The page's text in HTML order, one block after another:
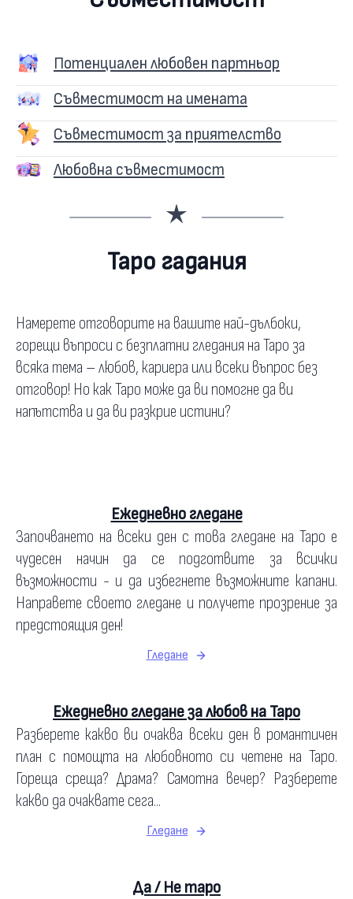
Потенциален любовен партньор
Съвместимост на имената
Съвместимост за приятелство
Любовна съвместимост
Таро гадания
Намерете отговорите на вашите най-дълбоки,
горещи въпроси с безплатни гледания на Таро за
всяка тема – любов, кариера или всеки въпрос без
отговор! Но как Таро може да ви помогне да ви
напътства и да ви разкрие истини?
Ежедневно гледане
Започването на всеки ден с това гледане на Таро е
чудесен начин да се подготвите за всички
възможности - и да избегнете възможните капани.
Направете своето гледане и получете прозрение за
предстоящия ден!
Гледане
Ежедневно гледане за любов на Таро
Разберете какво ви очаква всеки ден в романтичен
план с помощта на любовното си четене на Таро.
Гореща среща? Драма? Самотна вечер? Разберете
какво да очаквате сега...
Гледане
Да / Не таро